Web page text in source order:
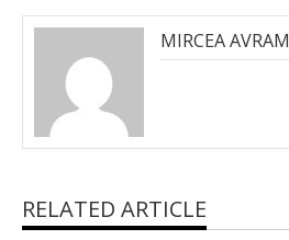
MIRCEA AVRAM
RELATED ARTICLE